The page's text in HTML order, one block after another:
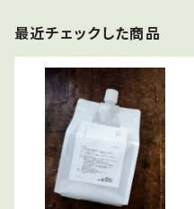
最近チェックした商品